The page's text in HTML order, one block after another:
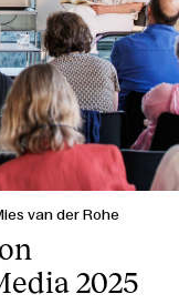
van der Rohe
2025